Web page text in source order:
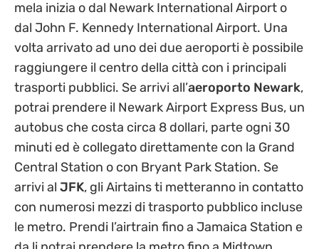
mela inizia o dal Newark International Airport o
dal John F. Kennedy International Airport. Una
volta arrivato ad uno dei due aeroporti è possibile
raggiungere il centro della città con i principali
trasporti pubblici. Se arrivi all’aeroporto Newark,
potrai prendere il Newark Airport Express Bus, un
autobus che costa circa 8 dollari, parte ogni 30
minuti ed è collegato direttamente con la Grand
Central Station o con Bryant Park Station. Se
arrivi al JFK, gli Airtains ti metteranno in contatto
con numerosi mezzi di trasporto pubblico incluse
le metro. Prendi l’airtrain fino a Jamaica Station e